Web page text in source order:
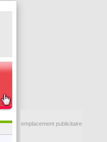
emplacement publicitaire